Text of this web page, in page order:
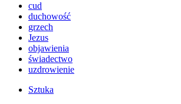
cud
duchowość
grzech
Jezus
objawienia
świadectwo
uzdrowienie
Sztuka